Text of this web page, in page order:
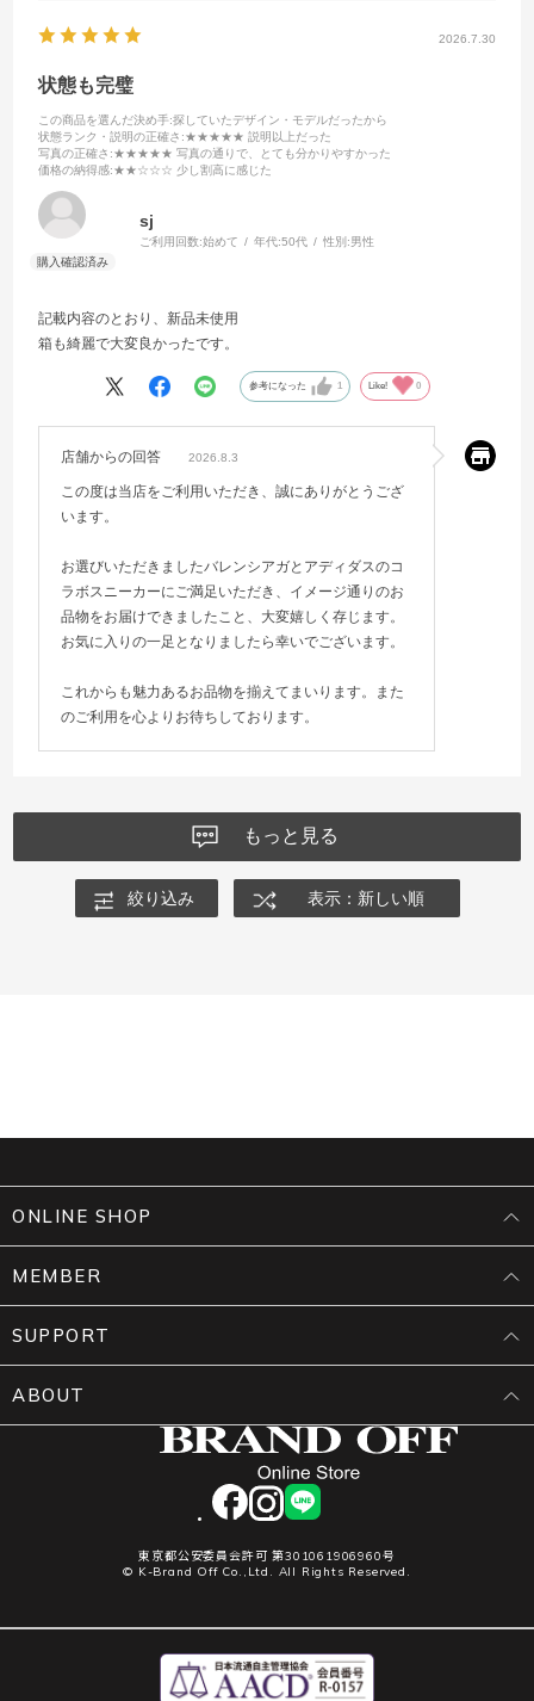
2026.7.30
状態も完璧
この商品を選んだ決め手:探していたデザイン・モデルだったから
状態ランク・説明の正確さ :★★★★★ 説明以上だった
写真の正確さ :★★★★★ 写真の通りで、とても分かりやすかった
価格の納得感:★★☆☆☆ 少し割高に感じた
sj
ご利用回数:始めて 年代:50代 性別:男性
記載内容のとおり、新品未使用
箱も綺麗で大変良かったです。
参考になった 1 Like! 0
店舗からの回答 2026.8.3
この度は当店をご利用いただき、誠にありがとうござ
います。
お選びいただきましたバレンシアガとアディダスのコ
ラボスニーカーにご満足いただき、イメージ通りのお
品物をお届けできましたこと、大変嬉しく存じます。
お気に入りの一足となりましたら幸いでございます。
これからも魅力あるお品物を揃えてまいります。また
のご利用を心よりお待ちしております。
もっと見る
絞り込み 表示：新しい順
facebookinstagram
LINE
東京都公安委員会許可 第301061906960号
© K-Brand Off Co.,Ltd. All Rights Reserved.
ONLINE SHOP
MEMBER
SUPPORT
ABOUT